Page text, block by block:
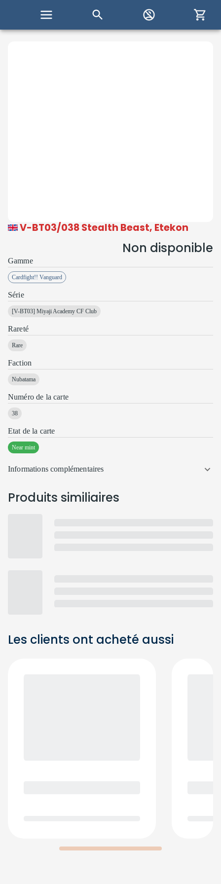
V-BT03/038 Stealth Beast, Etekon
Gamme
Cardfight!! Vanguard
Série
[V-BT03] Miyaji Academy CF Club
Rareté
Rare
Faction
Nubatama
Numéro de la carte
38
Etat de la carte
Near mint
Informations complémentaires
Non disponible
Produits similiaires
Les clients ont acheté aussi